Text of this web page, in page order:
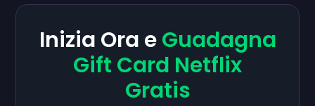
Inizia Ora eGuadagna
Gift Card Netflix
Gratis